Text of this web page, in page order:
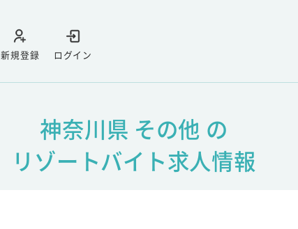
ログイン
新規登録
神奈川県 その他 の
リゾートバイト求人情報